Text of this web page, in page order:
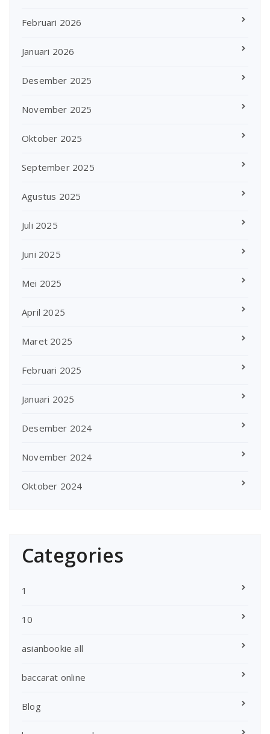
Februari 2026
Januari 2026
Desember 2025
November 2025
Oktober 2025
September 2025
Agustus 2025
Juli 2025
Juni 2025
Mei 2025
April 2025
Maret 2025
Februari 2025
Januari 2025
Desember 2024
November 2024
Oktober 2024
Categories
1
10
asianbookie all
baccarat online
Blog